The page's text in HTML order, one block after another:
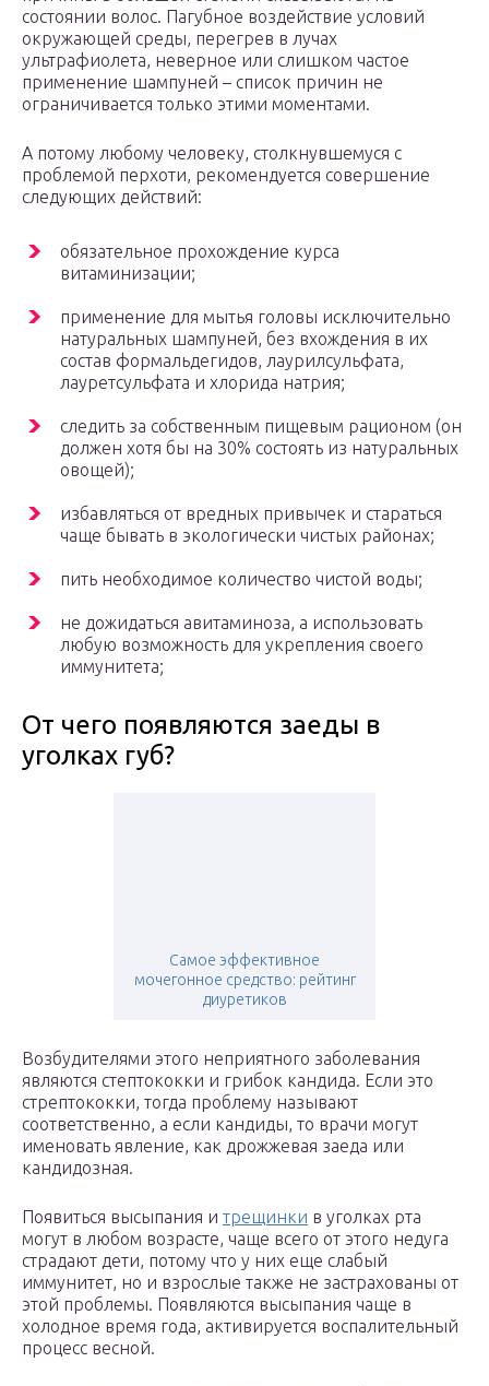
состоянии волос. Пагубное воздействие условий
окружающей среды, перегрев в лучах
ультрафиолета, неверное или слишком частое
применение шампуней – список причин не
ограничивается только этими моментами.
А потому любому человеку, столкнувшемуся с
проблемой перхоти, рекомендуется совершение
следующих действий:
обязательное прохождение курса
витаминизации;
применение для мытья головы исключительно
натуральных шампуней, без вхождения в их
состав формальдегидов, лаурилсульфата,
лауретсульфата и хлорида натрия;
следить за собственным пищевым рационом (он
должен хотя бы на 30% состоять из натуральных
овощей);
избавляться от вредных привычек и стараться
чаще бывать в экологически чистых районах;
пить необходимое количество чистой воды;
не дожидаться авитаминоза, а использовать
любую возможность для укрепления своего
иммунитета;
От чего появляются заеды в
уголках губ?
Самое эффективное
мочегонное средство: рейтинг
диуретиков
Возбудителями этого неприятного заболевания
являются стептококки и грибок кандида. Если это
стрептококки, тогда проблему называют
соответственно, а если кандиды, то врачи могут
именовать явление, как дрожжевая заеда или
кандидозная.
Появиться высыпания и трещинки в уголках рта
могут в любом возрасте, чаще всего от этого недуга
страдают дети, потому что у них еще слабый
иммунитет, но и взрослые также не застрахованы от
этой проблемы. Появляются высыпания чаще в
холодное время года, активируется воспалительный
процесс весной.